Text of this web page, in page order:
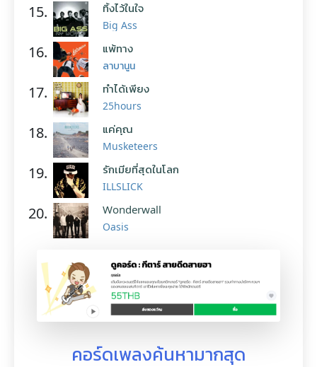
15. ทิ้งไว้ในใจ
Big Ass
16. แพ้ทาง
ลาบานูน
17. ทำได้เพียง
25hours
18. แค่คุณ
Musketeers
19. รักเมียที่สุดในโลก
ILLSLICK
20. Wonderwall
Oasis
คอร์ดเพลงค้นหามากสุด